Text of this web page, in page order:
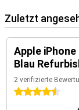
Zuletzt
Apple iPhone
Blau
2 verifizierte
4.5 Sterne